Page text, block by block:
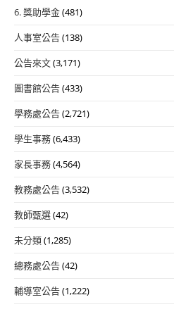
6. 獎助學金(481)
人事室公告(138)
公告來文(3,171)
圖書館公告(433)
學務處公告(2,721)
學生事務(6,433)
家長事務(4,564)
教務處公告(3,532)
教師甄選(42)
未分類(1,285)
總務處公告(42)
輔導室公告(1,222)